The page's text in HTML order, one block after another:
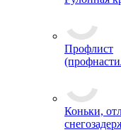
Профлист
Коньки,